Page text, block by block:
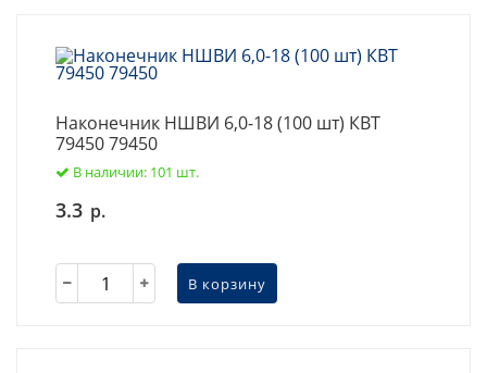
Наконечник НШВИ 6,0-18 (100 шт) КВТ
79450 79450
В наличии: 101 шт.
3.3 р.
В корзину